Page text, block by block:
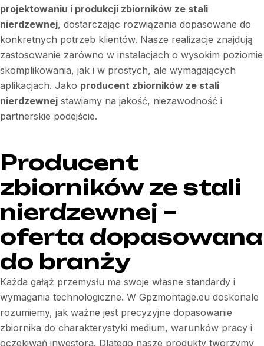
projektowaniu i produkcji zbiorników ze stali
nierdzewnej, dostarczając rozwiązania dopasowane do
konkretnych potrzeb klientów. Nasze realizacje znajdują
zastosowanie zarówno w instalacjach o wysokim poziomie
skomplikowania, jak i w prostych, ale wymagających
aplikacjach. Jako producent zbiorników ze stali
nierdzewnej stawiamy na jakość, niezawodność i
partnerskie podejście.
Producent
zbiorników ze stali
nierdzewnej –
oferta dopasowana
do branży
Każda gałąź przemysłu ma swoje własne standardy i
wymagania technologiczne. W Gpzmontage.eu doskonale
rozumiemy, jak ważne jest precyzyjne dopasowanie
zbiornika do charakterystyki medium, warunków pracy i
oczekiwań inwestora. Dlatego nasze produkty tworzymy